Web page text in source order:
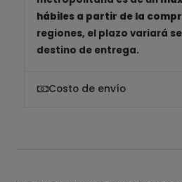
hábiles a partir de la
regiones, el plazo variará
destino de entrega.
Costo de envío